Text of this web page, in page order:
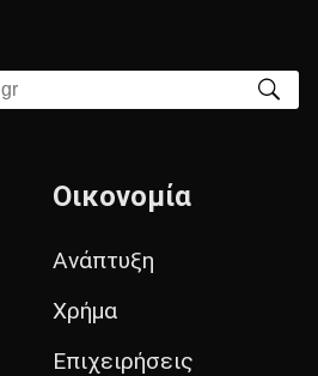
Οικονομία
Ανάπτυξη
Χρήμα
Επιχειρήσεις